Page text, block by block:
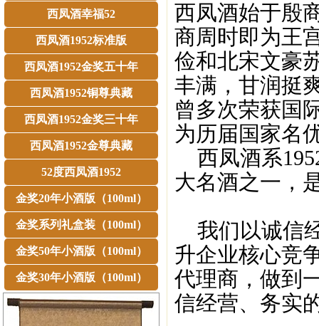
西凤酒幸福52
西凤酒1952标准版
西凤酒1952金奖五十年
西凤酒1952铜尊典藏
西凤酒1952金奖三十年
西凤酒1952金尊典藏
52度西凤酒1952
金奖20年小酒版（100ml）
金奖系列礼盒装（100ml）
金奖50年小酒版（100ml）
金奖30年小酒版（100ml）
西凤酒始于殷
商周时即为王
俭和北宋文豪
丰满，甘润挺
曾多次荣获国
为历届国家名
西凤酒系
大名酒之一，
我们以诚信
升企业核心竞
代理商，做到
信经营、务实